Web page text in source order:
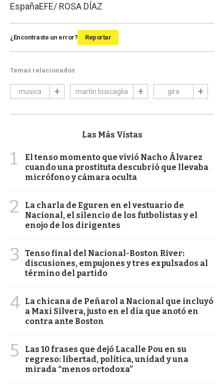
EspañaEFE/ ROSA DÍAZ
¿Encontraste un error? Reportar
Temas relacionados
musica martin buscaglia gira
Las Más Vistas
1
El tenso momento que vivió Nacho Álvarez
cuando una prostituta descubrió que llevaba
micrófono y cámara oculta
2
La charla de Eguren en el vestuario de
Nacional, el silencio de los futbolistas y el
enojo de los dirigentes
3
Tenso final del Nacional-Boston River:
discusiones, empujones y tres expulsados al
término del partido
4 La chicana de Peñarol a Nacional que incluyó
a Maxi Silvera, justo en el día que anotó en
contra ante Boston
5
Las 10 frases que dejó Lacalle Pou en su
regreso: libertad, política, unidad y una
mirada “menos ortodoxa”